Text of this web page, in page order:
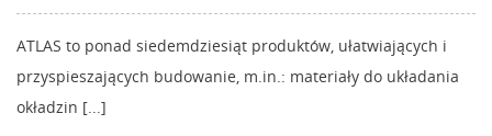
ATLAS to ponad siedemdziesiąt produktów, ułatwiających i
przyspieszających budowanie, m.in.: materiały do układania
okładzin [...]